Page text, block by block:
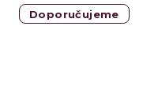
Doporučujeme